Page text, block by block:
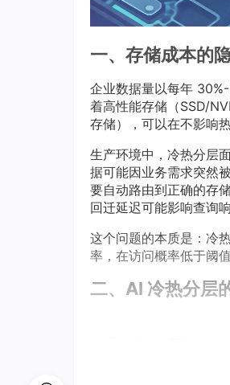
一、存储成本的
企业数据量以每年
着高性能存储（SSD/
存储），可以在不影响
生产环境中，冷热分层
据可能因业务需求突然
要自动路由到正确的存
回迁延迟可能影响查询响
这个问题的本质是：冷
率，在访问概率低于阈
二、AI 冷热分层